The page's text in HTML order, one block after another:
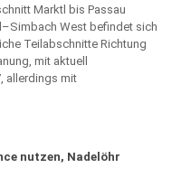
Marktl bis Passau
West befindet sich
Teilabschnitte Richtung
mit aktuell
allerdings mit
nutzen, Nadelöhr